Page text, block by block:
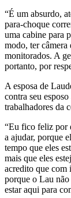
“É um absurdo,
para-choque
uma cabine para
modo, ter câmera
monitorados. A
portanto, por
A esposa de
contra seu
trabalhadores da
“Eu fico feliz por
a ajudar, porque
tempo que eles
mais que eles
acredito que com
porque o Lau não
estar aqui para